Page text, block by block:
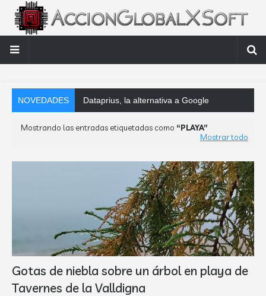
NOVEDADES Dataprius, la alternativa a Google Drive y Dropbox que las e
Mostrando las entradas etiquetadas como
PLAYA
Mostrar todo
Gotas de niebla sobre un árbol en playa de
Tavernes de la Valldigna